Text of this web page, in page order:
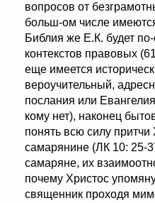
вопросов от
больш-ом числе
Библия же Е.К. будет
контекстов правовых
еще имеется
вероучительный,
послания или
кому нет), наконец
понять всю силу
самарянине (ЛК 10: 25-
самаряне, их
почему Христос
священник проходя